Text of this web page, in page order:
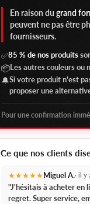
En raison du grand
peuvent ne pas être
fournisseurs.
✅85 % de nos produits
📦Les autres couleurs ou
🔔Si votre produit n'est
proposer une
Pour une confirmation
Ce que nos clients
★★★★★Miguel A.· il y
"J'hésitais à acheter en
regret.Super service,